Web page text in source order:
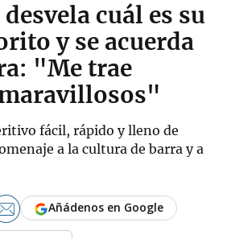
cuál es su
y se acuerda
"Me trae
fácil, rápido y lleno de
a la cultura de barra y a
Añádenos en Google